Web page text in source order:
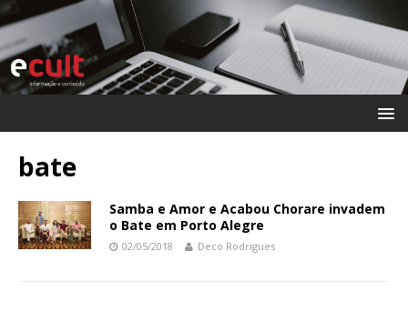
bate
Samba e Amor e Acabou Chorare invadem
o Bate em Porto Alegre
02/05/2018 Deco Rodrigues